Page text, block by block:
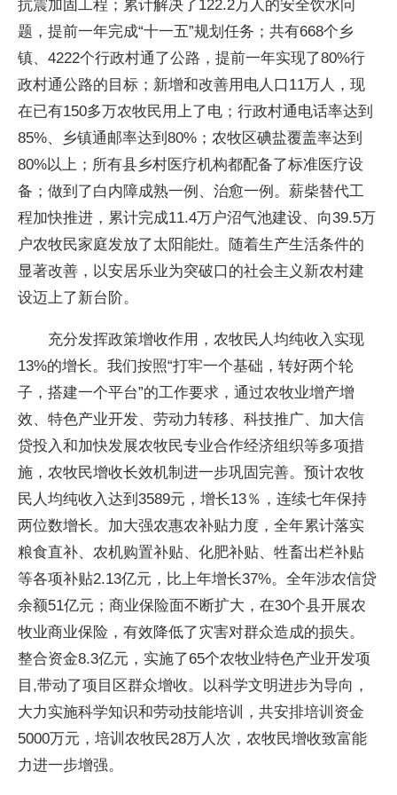
抗震加固工程；累计解决了122.2万人的安全饮水问
题，提前一年完成“十一五”规划任务；共有668个乡
镇、4222个行政村通了公路，提前一年实现了80%行
政村通公路的目标；新增和改善用电人口11万人，现
在已有150多万农牧民用上了电；行政村通电话率达到
85%、乡镇通邮率达到80%；农牧区碘盐覆盖率达到
80%以上；所有县乡村医疗机构都配备了标准医疗设
备；做到了白内障成熟一例、治愈一例。薪柴替代工
程加快推进，累计完成11.4万户沼气池建设、向39.5万
户农牧民家庭发放了太阳能灶。随着生产生活条件的
显著改善，以安居乐业为突破口的社会主义新农村建
设迈上了新台阶。
充分发挥政策增收作用，农牧民人均纯收入实现
13%的增长。我们按照“打牢一个基础，转好两个轮
子，搭建一个平台”的工作要求，通过农牧业增产增
效、特色产业开发、劳动力转移、科技推广、加大信
贷投入和加快发展农牧民专业合作经济组织等多项措
施，农牧民增收长效机制进一步巩固完善。预计农牧
民人均纯收入达到3589元，增长13％，连续七年保持
两位数增长。加大强农惠农补贴力度，全年累计落实
粮食直补、农机购置补贴、化肥补贴、牲畜出栏补贴
等各项补贴2.13亿元，比上年增长37%。全年涉农信贷
余额51亿元；商业保险面不断扩大，在30个县开展农
牧业商业保险，有效降低了灾害对群众造成的损失。
整合资金8.3亿元，实施了65个农牧业特色产业开发项
目,带动了项目区群众增收。以科学文明进步为导向，
大力实施科学知识和劳动技能培训，共安排培训资金
5000万元，培训农牧民28万人次，农牧民增收致富能
力进一步增强。